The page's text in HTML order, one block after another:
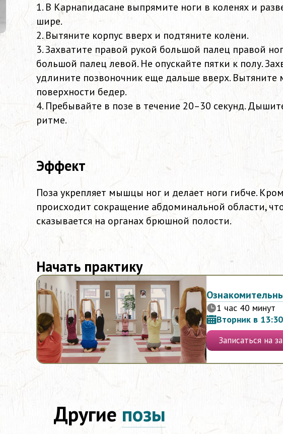
1. В Карнапидасане выпрямите ноги в коленях и
шире.
2. Вытяните корпус вверх и подтяните колени.
3. Захватите правой рукой большой палец правой
большой палец левой. Не опускайте пятки к полу.
удлините позвоночник еще дальше вверх.
поверхности бедер.
4. Пребывайте в позе в течение 20–30 секунд.
ритме.
Эффект
Поза укрепляет мышцы ног и делает ноги гибче.
происходит сокращение абдоминальной области,
сказывается на органах брюшной полости.
Начать практику
1 час 40 минут
Вторник в
Записаться на
Другие позы